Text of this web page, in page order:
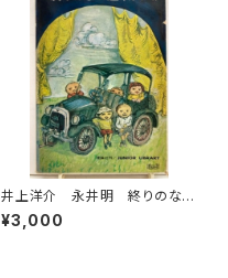
井上洋介 永井明 終りのない
道 1969年 初版 函 理論
社
¥3,000